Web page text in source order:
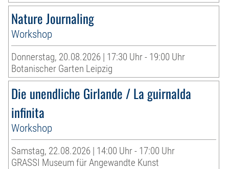
Nature Journaling
Workshop
Donnerstag, 20.08.2026 | 17:30 Uhr - 19:00 Uhr
Botanischer Garten Leipzig
Die unendliche Girlande / La guirnalda
infinita
Workshop
Samstag, 22.08.2026 | 14:00 Uhr - 17:00 Uhr
GRASSI Museum für Angewandte Kunst